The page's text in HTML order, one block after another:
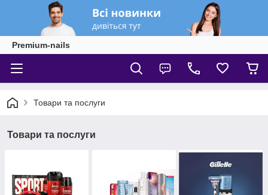
Premium-nails
Товари та послуги
Товари та послуги